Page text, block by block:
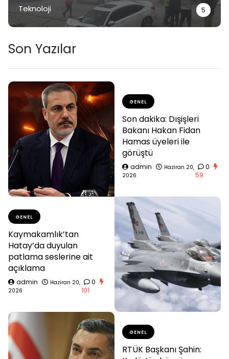
Teknoloji 5
Son Yazılar
GENEL
Son dakika: Dışişleri
Bakanı Hakan Fidan
Hamas üyeleri ile
görüştü
admin
Haziran 20,
2026
0
59
GENEL
Kaymakamlık’tan
Hatay’da duyulan
patlama seslerine ait
açıklama
admin
Haziran 20,
2026
0
101
GENEL
RTÜK Başkanı Şahin: